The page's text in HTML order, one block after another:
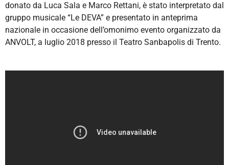
donato da Luca Sala e Marco Rettani, è stato interpretato dal
gruppo musicale “Le DEVA” e presentato in anteprima
nazionale in occasione dell’omonimo evento organizzato da
ANVOLT, a luglio 2018 presso il Teatro Sanbapolis di Trento.